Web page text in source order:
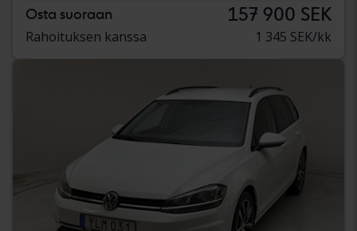
Osta suoraan 157 900 SEK
Rahoituksen kanssa 1 345 SEK/kk